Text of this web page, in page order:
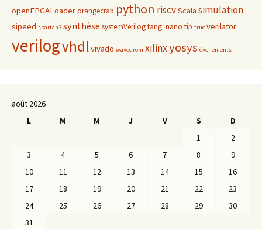
openFPGALoaderorangecrab python riscvScala simulation
sipeed spartan3 synthèse systemVerilogtang_nano tip truc verilator
verilogvhdlvivado wavedrom xilinxyosys évenements
août 2026
L
M M J V S
D
1
2
3
4 5 6 7 8
9
10
11 12 13 14 15
16
17
18 19 20 21 22
23
24
25 26 27 28 29
30
31